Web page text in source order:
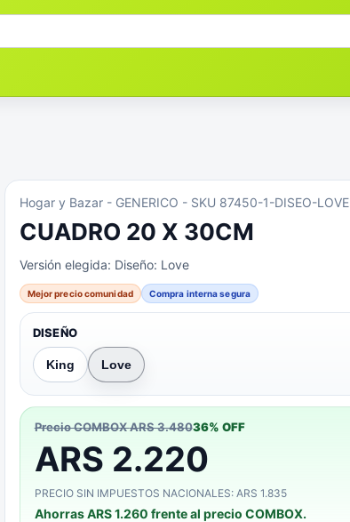
Hogar y Bazar- GENERICO - SKU 87450-1-DISEO-LOVE
CUADRO 20 X 30CM
Versión elegida: Diseño: Love
Mejor precio comunidad Compra interna segura
DISEÑO
King Love
Precio COMBOXARS 3.48036% OFF
ARS 2.220
PRECIO SIN IMPUESTOS NACIONALES: ARS 1.835
AhorrasARS 1.260 frente al precio COMBOX.